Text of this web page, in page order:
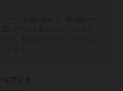
ェアする